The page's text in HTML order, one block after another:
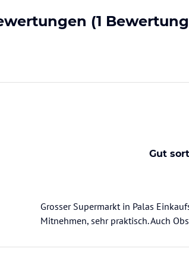
(1
Gut
Grosser Supermarkt in Palas
Mitnehmen, sehr praktisch. Auch